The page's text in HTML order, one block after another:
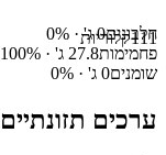
111קלוריותחלבונים0ג' · 0%
פחמימות27.8 ג' · 100%
שומנים0 ג' · 0%
ערכים תזונתיים